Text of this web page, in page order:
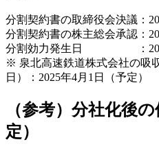
分割契約書の取締役会決議：
分割契約書の株主総会承認：
分割効力発生日 ：2026
※ 泉北高速鉄道株式会社の吸
日）：2025年4月1日（予定）
（参考）分社化後
定）